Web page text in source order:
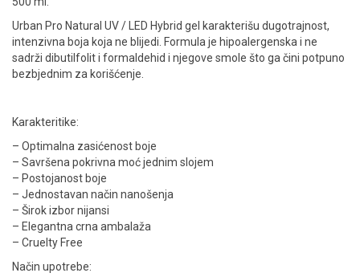
Urban Pro Natural UV / LED Hybrid gel karakterišu dugotrajnost,
intenzivna boja koja ne blijedi. Formula je hipoalergenska i ne
sadrži dibutilfolit i formaldehid i njegove smole što ga čini potpuno
bezbjednim za korišćenje.
Karakteritike:
– Optimalna zasićenost boje
– Savršena pokrivna moć jednim slojem
– Postojanost boje
– Jednostavan način nanošenja
– Širok izbor nijansi
– Elegantna crna ambalaža
– Cruelty Free
Način upotrebe: